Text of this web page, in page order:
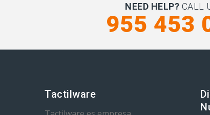
NEED HELP? CALL
955 453
Tactilware